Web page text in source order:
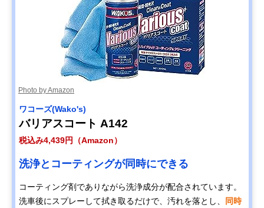
Photo by Amazon
ワコーズ(Wako's)
バリアスコート A142
税込み4,439円（Amazon）
洗浄とコーティングが同時にできる
コーティング剤でありながら洗浄成分が配合されています。
洗車後にスプレーして拭き取るだけで、汚れを落とし、
同時